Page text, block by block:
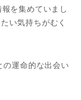
を集めていまし
い気持ちがむく
の運命的な出会い